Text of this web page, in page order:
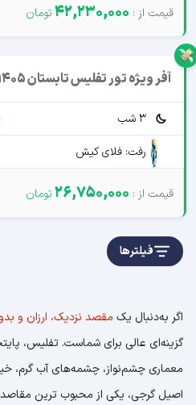
42,230,000
آفر ویژه تور تفلیس تابستان 1405
3 شب
رفت: فلای کیش
26,750,000
فیلترها
اگر به‌دنبال یک مقصد نزدیک، ارزان و
گزینه‌ای عالی برای شماست. تفلیس،
معماری چشم‌نواز، چشمه‌های آب گرم،
اصیل گرجی، یکی از محبو‌ب ترین مقاصد